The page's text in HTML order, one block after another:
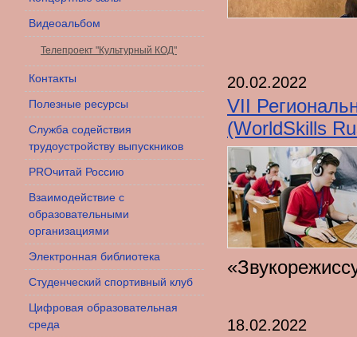
Видеоальбом
Телепроект "Культурный КОД"
Контакты
Полезные ресурсы
Служба содействия
трудоустройству выпускников
PROчитай Россию
Взаимодействие с
образовательными
организациями
Электронная библиотека
Студенческий спортивный клуб
Цифровая образовательная
среда
20.02.2022
VII
(WorldSkills
18.02.2022